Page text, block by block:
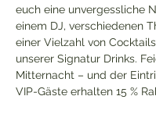
euch eine unvergessliche
einem DJ, verschiedenen
einer Vielzahl von
unserer Signatur Drinks.
Mitternacht – und der
VIP-Gäste erhalten 15 %